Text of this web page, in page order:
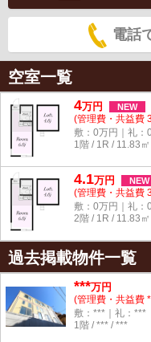
電話
空室一覧
4万円 NEW
(管理費・共益費
敷：0万円｜礼：
1階 / 1R / 11.83㎡
4.1万円 NEW
(管理費・共益費
敷：0万円｜礼：
2階 / 1R / 11.83㎡
過去掲載物件一覧
***万円
(管理費・共益費
敷：***｜礼：***
1階 / *** / ***